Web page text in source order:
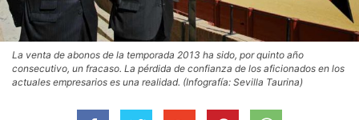
La venta de abonos de la temporada 2013 ha sido, por quinto año
consecutivo, un fracaso. La pérdida de confianza de los aficionados en los
actuales empresarios es una realidad. (Infografía: Sevilla Taurina)